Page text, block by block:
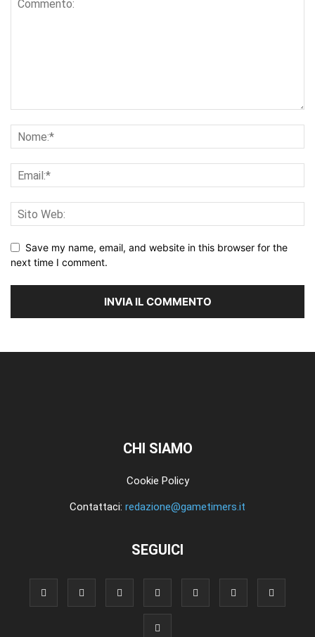
Save my name, email, and website in this browser for the
next time I comment.
CHI SIAMO
Cookie Policy
Contattaci: redazione@gametimers.it
SEGUICI